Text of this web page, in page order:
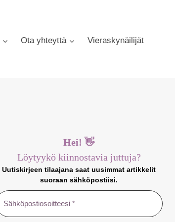
Ota yhteyttä Vieraskynäilijät
Hei! 👋
Löytyykö kiinnostavia juttuja?
Uutiskirjeen tilaajana saat uusimmat artikkelit
suoraan sähköpostiisi.